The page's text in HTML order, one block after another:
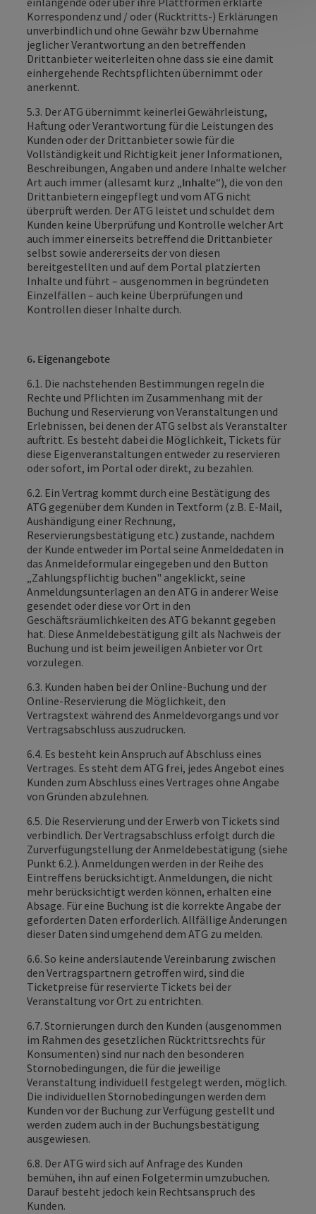
Korrespondenz und / oder (Rücktritts-) Erklärungen
unverbindlich und ohne Gewähr bzw Übernahme
jeglicher Verantwortung an den betreffenden
Drittanbieter weiterleiten ohne dass sie eine damit
einhergehende Rechtspflichten übernimmt oder
anerkennt.
5.3. Der ATG übernimmt keinerlei Gewährleistung,
Haftung oder Verantwortung für die Leistungen des
Kunden oder der Drittanbieter sowie für die
Vollständigkeit und Richtigkeit jener Informationen,
Beschreibungen, Angaben und andere Inhalte welcher
Art auch immer (allesamt kurz „Inhalte“), die von den
Drittanbietern eingepflegt und vom ATG nicht
überprüft werden. Der ATG leistet und schuldet dem
Kunden keine Überprüfung und Kontrolle welcher Art
auch immer einerseits betreffend die Drittanbieter
selbst sowie andererseits der von diesen
bereitgestellten und auf dem Portal platzierten
Inhalte und führt – ausgenommen in begründeten
Einzelfällen – auch keine Überprüfungen und
Kontrollen dieser Inhalte durch.
6. Eigenangebote
6.1. Die nachstehenden Bestimmungen regeln die
Rechte und Pflichten im Zusammenhang mit der
Buchung und Reservierung von Veranstaltungen und
Erlebnissen, bei denen der ATG selbst als Veranstalter
auftritt. Es besteht dabei die Möglichkeit, Tickets für
diese Eigenveranstaltungen entweder zu reservieren
oder sofort, im Portal oder direkt, zu bezahlen.
6.2. Ein Vertrag kommt durch eine Bestätigung des
ATG gegenüber dem Kunden in Textform (z.B. E-Mail,
Aushändigung einer Rechnung,
Reservierungsbestätigung etc.) zustande, nachdem
der Kunde entweder im Portal seine Anmeldedaten in
das Anmeldeformular eingegeben und den Button
„Zahlungspflichtig buchen" angeklickt, seine
Anmeldungsunterlagen an den ATG in anderer Weise
gesendet oder diese vor Ort in den
Geschäftsräumlichkeiten des ATG bekannt gegeben
hat. Diese Anmeldebestätigung gilt als Nachweis der
Buchung und ist beim jeweiligen Anbieter vor Ort
vorzulegen.
6.3. Kunden haben bei der Online-Buchung und der
Online-Reservierung die Möglichkeit, den
Vertragstext während des Anmeldevorgangs und vor
Vertragsabschluss auszudrucken.
6.4. Es besteht kein Anspruch auf Abschluss eines
Vertrages. Es steht dem ATG frei, jedes Angebot eines
Kunden zum Abschluss eines Vertrages ohne Angabe
von Gründen abzulehnen.
6.5. Die Reservierung und der Erwerb von Tickets sind
verbindlich. Der Vertragsabschluss erfolgt durch die
Zurverfügungstellung der Anmeldebestätigung (siehe
Punkt 6.2.). Anmeldungen werden in der Reihe des
Eintreffens berücksichtigt. Anmeldungen, die nicht
mehr berücksichtigt werden können, erhalten eine
Absage. Für eine Buchung ist die korrekte Angabe der
geforderten Daten erforderlich. Allfällige Änderungen
dieser Daten sind umgehend dem ATG zu melden.
6.6. So keine anderslautende Vereinbarung zwischen
den Vertragspartnern getroffen wird, sind die
Ticketpreise für reservierte Tickets bei der
Veranstaltung vor Ort zu entrichten.
6.7. Stornierungen durch den Kunden (ausgenommen
im Rahmen des gesetzlichen Rücktrittsrechts für
Konsumenten) sind nur nach den besonderen
Stornobedingungen, die für die jeweilige
Veranstaltung individuell festgelegt werden, möglich.
Die individuellen Stornobedingungen werden dem
Kunden vor der Buchung zur Verfügung gestellt und
werden zudem auch in der Buchungsbestätigung
ausgewiesen.
6.8. Der ATG wird sich auf Anfrage des Kunden
bemühen, ihn auf einen Folgetermin umzubuchen.
Darauf besteht jedoch kein Rechtsanspruch des
Kunden.